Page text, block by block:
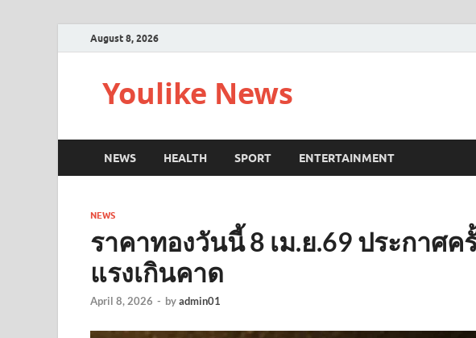
August 8, 2026
Youlike News
NEWS HEALTH SPORT ENTERTAINMENT
NEWS
ราคาทองวันนี้ 8 เม.ย.69 ประกาศ
แรงเกินคาด
April 8, 2026 - byadmin01